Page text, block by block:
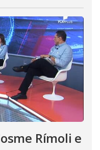
Rímoli e